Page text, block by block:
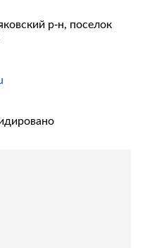
р-н, поселок